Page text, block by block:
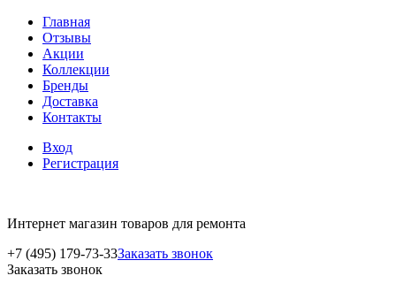
Главная
Отзывы
Акции
Коллекции
Бренды
Доставка
Контакты
Вход
Регистрация
Интернет магазин товаров для ремонта
+7 (495) 179-73-33Заказать звонок
Заказать звонок